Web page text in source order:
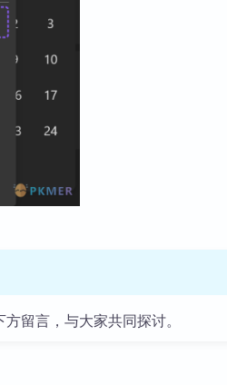
留言，与大家共同探讨。